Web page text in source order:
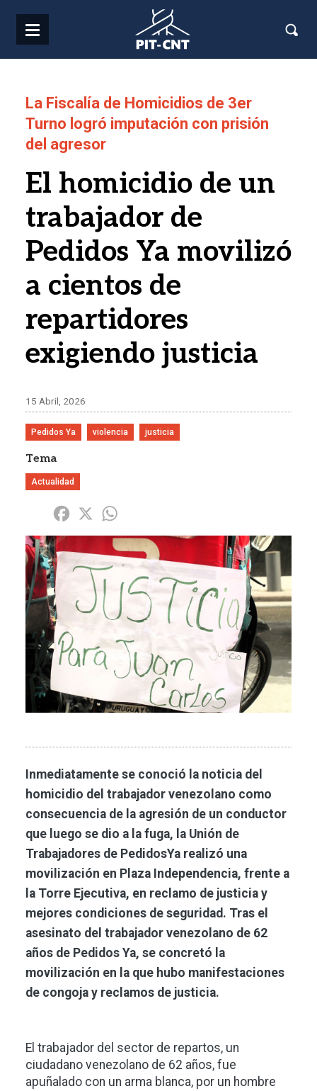
La Fiscalía de Homicidios de 3er
Turno logró imputación con prisión
del agresor
El homicidio de un
trabajador de
Pedidos Ya movilizó
a cientos de
repartidores
exigiendo justicia
15 Abril, 2026
Pedidos Ya violencia justicia
Tema
Actualidad
Share Facebook
X
Imagen
Inmediatamente se conoció la noticia del
homicidio del trabajador venezolano como
consecuencia de la agresión de un conductor
que luego se dio a la fuga, la Unión de
Trabajadores de PedidosYa realizó una
movilización en Plaza Independencia, frente a
la Torre Ejecutiva, en reclamo de justicia y
mejores condiciones de seguridad. Tras el
asesinato del trabajador venezolano de 62
años de Pedidos Ya, se concretó la
movilización en la que hubo manifestaciones
de congoja y reclamos de justicia.
El trabajador del sector de repartos, un
ciudadano venezolano de 62 años, fue
apuñalado con un arma blanca, por un hombre